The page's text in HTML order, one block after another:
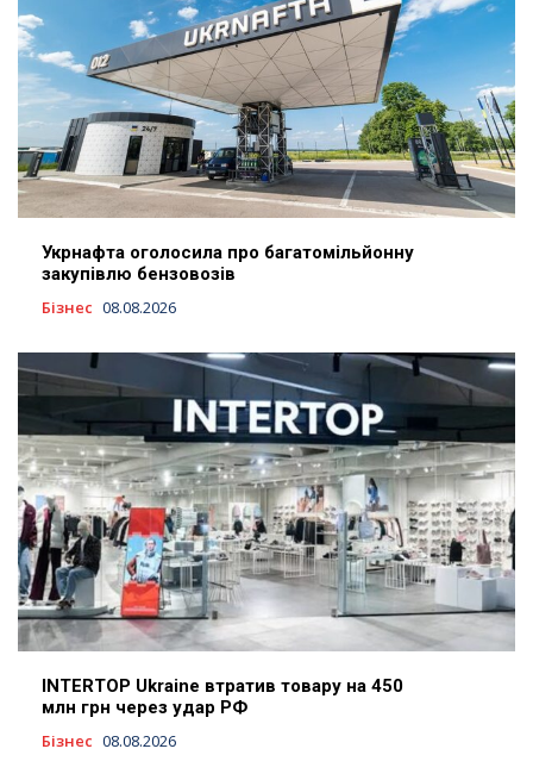
Укрнафта оголосила про багатомільйонну
закупівлю бензовозів
Бізнес 08.08.2026
INTERTOP Ukraine втратив товару на 450
млн грн через удар РФ
Бізнес 08.08.2026